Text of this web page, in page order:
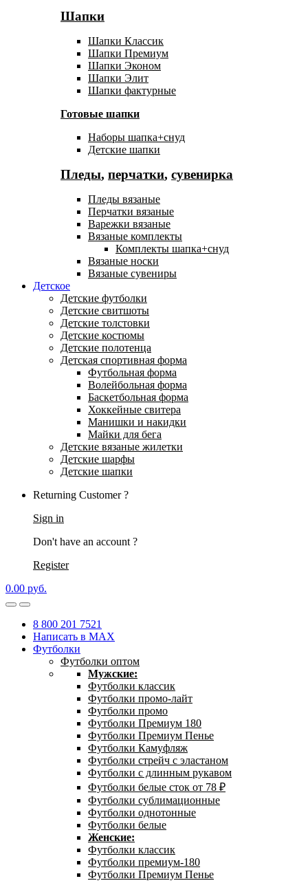
Шапки
Шапки Классик
Шапки Премиум
Шапки Эконом
Шапки Элит
Шапки фактурные
Готовые шапки
Наборы шапка+снуд
Детские шапки
Пледы, перчатки, сувенирка
Пледы вязаные
Перчатки вязаные
Варежки вязаные
Вязаные комплекты
Комплекты шапка+снуд
Вязаные носки
Вязаные сувениры
Детское
Детские футболки
Детские свитшоты
Детские толстовки
Детские костюмы
Детские полотенца
Детская спортивная форма
Футбольная форма
Волейбольная форма
Баскетбольная форма
Хоккейные свитера
Манишки и накидки
Майки для бега
Детские вязаные жилетки
Детские шарфы
Детские шапки
Returning Customer ?
Sign in
Don't have an account ?
Register
0.00 руб.
8 800 201 7521
Написать в MAX
Футболки
Футболки оптом
Мужские:
Футболки классик
Футболки промо-лайт
Футболки промо
Футболки Премиум 180
Футболки Премиум Пенье
Футболки Камуфляж
Футболки стрейч с эластаном
Футболки с длинным рукавом
Футболки белые сток от 78 ₽
Футболки сублимационные
Футболки однотонные
Футболки белые
Женские:
Футболки классик
Футболки премиум-180
Футболки Премиум Пенье